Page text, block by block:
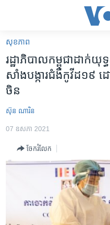
គេហទំព័រ​
ទាក់ទង
រំលង​
និង​
ចូល​
ទំព័រ​
ព័ត៌មាន​​
រំលង​
អន្តរជាតិ
អាមេរិក
ព្រឹត្តិការណ៍ព័ត៌មាន
កម្មវិធីទាំងអស់
សុខភាព
រដ្ឋាភិបាល​កម្ពុជា​ដាក់​​យុ
សាំង​បង្ការ​ជំងឺ​កូវីដ​១៩
ចិន
ស៊ុន ណារិន
07 ឧសភា 2021
ចែករំលែក